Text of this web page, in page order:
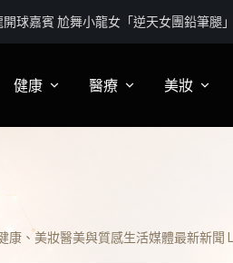
球嘉賓 尬舞小龍女「逆天女團鉛筆腿
健康
營養
醫療
醫師訪談
美妝
專家建
康、美妝醫美與質感生活媒體最新新聞